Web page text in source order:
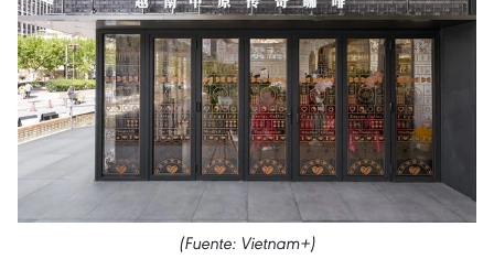
(Fuente: Vietnam+)